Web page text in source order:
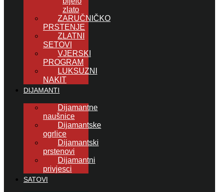
zlato
ZARUČNIČKO
PRSTENJE
ZLATNI
SETOVI
VJERSKI
PROGRAM
LUKSUZNI
NAKIT
DIJAMANTI
Dijamantne
naušnice
Dijamantske
ogrlice
Dijamantski
prstenovi
Dijamantni
privjesci
SATOVI